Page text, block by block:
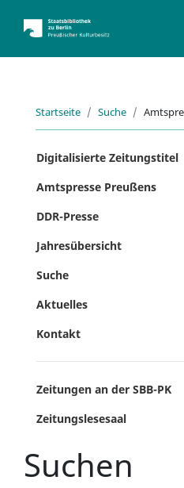
Startseite Suche
Digitalisierte Zeitungstitel
Amtspresse Preußens
DDR-Presse
Jahresübersicht
Suche
Aktuelles
Kontakt
Zeitungen an der SBB-PK
Zeitungslesesaal
Suchen